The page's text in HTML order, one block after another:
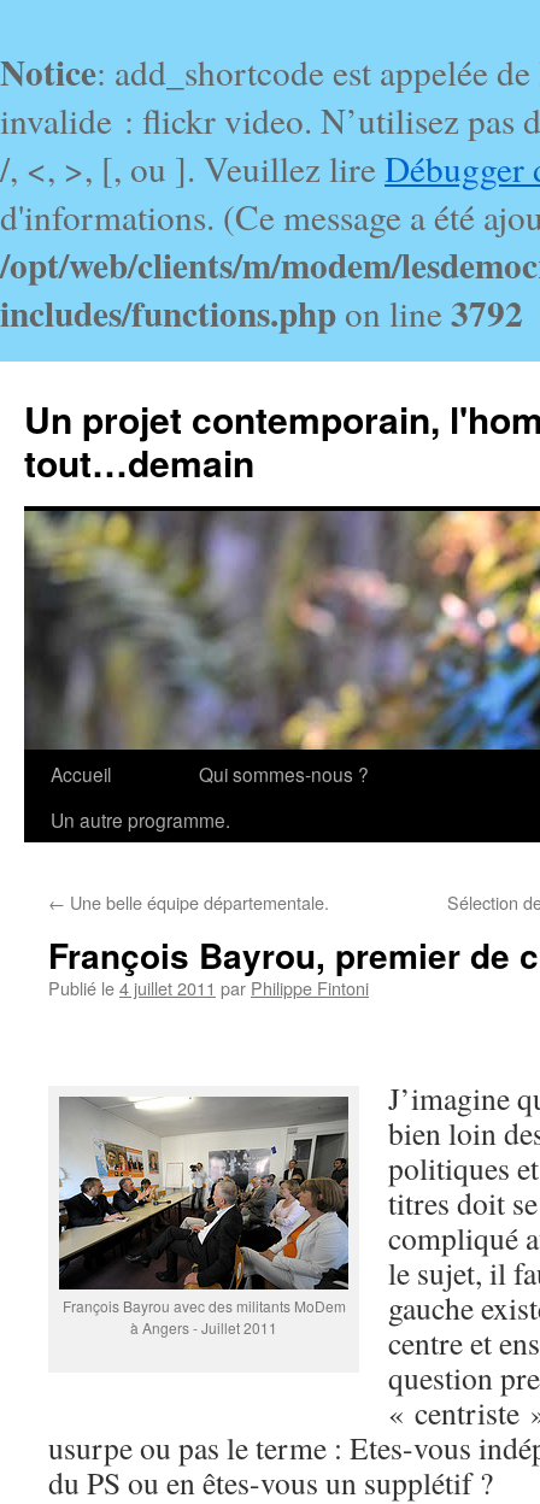
Notice: add_shortcode est appelée
invalide : flickr video. N’utilisez pas
/, <, >, [, ou ]. Veuillez lireDébugger
d'informations. (Ce message a été
/opt/web/clients/m/modem/
includes/functions.php on line3792
Un projet contemporain,
tout…demain
Aller
Accueil
Qui sommes-nous ?
Un autre programme.
← Une belle équipe départementale. Sélection
François Bayrou, premier de
Publié le4 juillet 2011 par Philippe Fintoni
François Bayrou avec des militants MoDem
à Angers - Juillet 2011
J’imagine
bien loin
politiques
titres doit
compliqué
le sujet, il
gauche
centre et
question
« centriste
usurpe ou pas le terme : Etes-vous
du PS ou en êtes-vous un supplétif ?